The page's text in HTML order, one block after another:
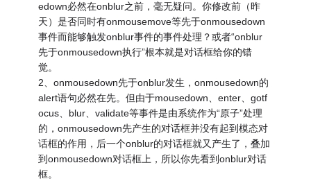
edown必然在onblur之前，毫无疑问。你修改前（昨
天）是否同时有onmousemove等先于onmousedown
事件而能够触发onblur事件的事件处理？或者“onblur
先于onmousedown执行”根本就是对话框给你的错
觉。
2、onmousedown先于onblur发生，onmousedown的
alert语句必然在先。但由于mousedown、enter、gotf
ocus、blur、validate等事件是由系统作为“原子”处理
的，onmousedown先产生的对话框并没有起到模态对
话框的作用，后一个onblur的对话框就又产生了，叠加
到onmousedown对话框上，所以你先看到onblur对话
框。